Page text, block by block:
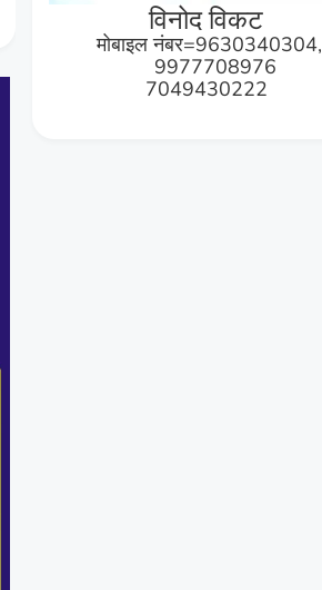
विनोद विकट
मोबाइल नंबर=9630340304,
9977708976
7049430222